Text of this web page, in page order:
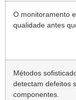
O monitoramento
qualidade antes
Métodos
detectam defeitos
componentes.